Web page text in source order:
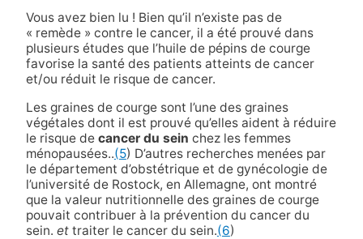
Vous avez bien lu ! Bien qu’il n’existe pas de
« remède » contre le cancer, il a été prouvé dans
plusieurs études que l’huile de pépins de courge
favorise la santé des patients atteints de cancer
et/ou réduit le risque de cancer.
Les graines de courge sont l’une des graines
végétales dont il est prouvé qu’elles aident à réduire
le risque de cancer du sein chez les femmes
ménopausées..(5) D’autres recherches menées par
le département d’obstétrique et de gynécologie de
l’université de Rostock, en Allemagne, ont montré
que la valeur nutritionnelle des graines de courge
pouvait contribuer à la prévention du cancer du
sein. ettraiter le cancer du sein.(6)